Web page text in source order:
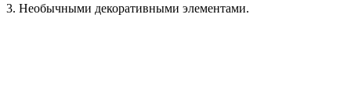
3. Необычными декоративными элементами.